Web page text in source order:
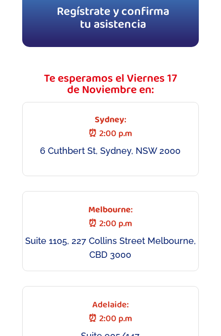
Regístrate y confirma
tu asistencia
Te esperamos el Viernes 17
de Noviembre en:
Sydney:
⏰ 2:00 p.m
6 Cuthbert St, Sydney, NSW 2000
Melbourne:
⏰ 2:00 p.m
Suite 1105, 227 Collins Street Melbourne,
CBD 3000
Adelaide:
⏰ 2:00 p.m